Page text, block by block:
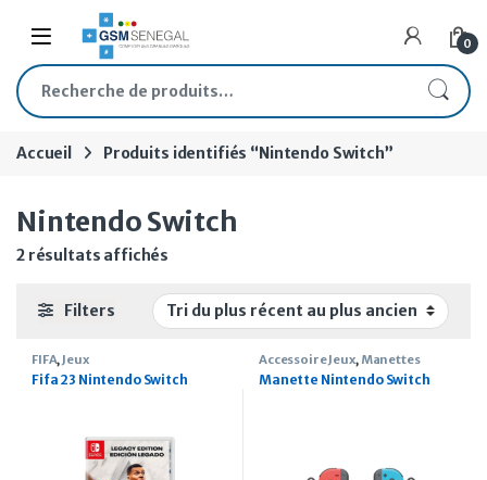
Skip to navigation
Skip to content
Open 0
Recherche pour :
Accueil Produits identifiés “Nintendo Switch”
Nintendo Switch
2 résultats affichés
Filters
FIFA, Jeux
Fifa 23 Nintendo Switch
Accessoire Jeux, Manettes
Manette Nintendo Switch